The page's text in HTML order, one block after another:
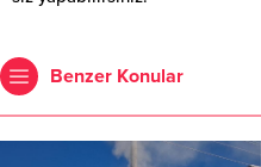
Benzer Konular